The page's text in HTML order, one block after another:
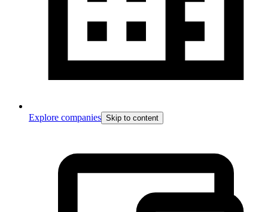
Explore companies Skip to content